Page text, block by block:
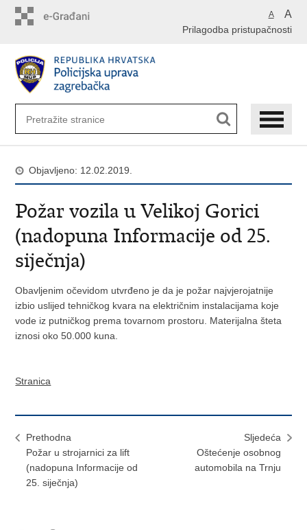
A A
Prilagodba pristupačnosti
Objavljeno: 12.02.2019.
Požar vozila u Velikoj Gorici
(nadopuna Informacije od 25.
siječnja)
Obavljenim očevidom utvrđeno je da je požar najvjerojatnije
izbio uslijed tehničkog kvara na električnim instalacijama koje
vode iz putničkog prema tovarnom prostoru. Materijalna šteta
iznosi oko 50.000 kuna.
Stranica
Prethodna
Požar u strojarnici za lift
(nadopuna Informacije od
25. siječnja)
Sljedeća
Oštećenje osobnog
automobila na Trnju